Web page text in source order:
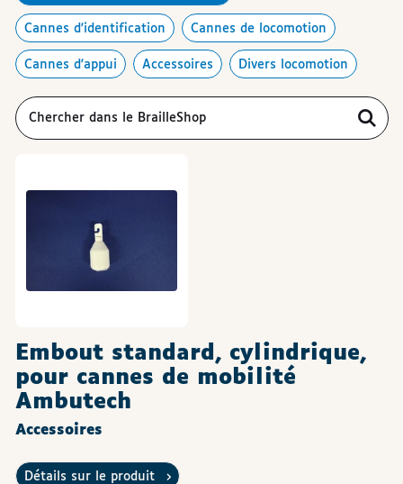
Cannes d'identification Cannes de locomotion
Cannes d'appui Accessoires Divers locomotion
Embout standard, cylindrique,
pour cannes de mobilité
Ambutech
Accessoires
Détails sur le produit